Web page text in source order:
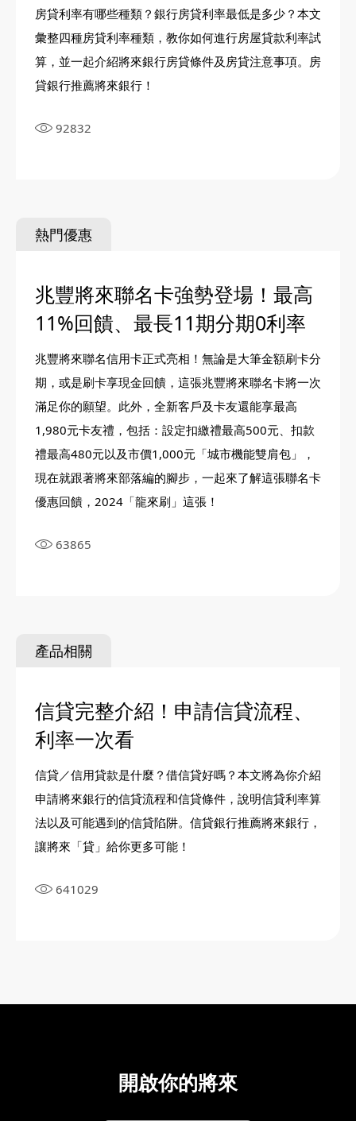
房貸利率有哪些種類？銀行房貸利率最低是多少？本文
彙整四種房貸利率種類，教你如何進行房屋貸款利率試
算，並一起介紹將來銀行房貸條件及房貸注意事項。房
貸銀行推薦將來銀行！
92832
熱門優惠
兆豐將來聯名卡強勢登場！最高
11%回饋、最長11期分期0利率
兆豐將來聯名信用卡正式亮相！無論是大筆金額刷卡分
期，或是刷卡享現金回饋，這張兆豐將來聯名卡將一次
滿足你的願望。此外，全新客戶及卡友還能享最高
1,980元卡友禮，包括：設定扣繳禮最高500元、扣款
禮最高480元以及市價1,000元「城市機能雙肩包」，
現在就跟著將來部落編的腳步，一起來了解這張聯名卡
優惠回饋，2024「龍來刷」這張！
63865
產品相關
信貸完整介紹！申請信貸流程、
利率一次看
信貸／信用貸款是什麼？借信貸好嗎？本文將為你介紹
申請將來銀行的信貸流程和信貸條件，說明信貸利率算
法以及可能遇到的信貸陷阱。信貸銀行推薦將來銀行，
讓將來「貸」給你更多可能！
641029
02-8979-6600
開啟你的將來